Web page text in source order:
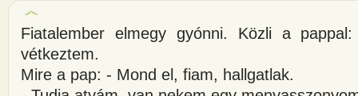
Fiatalember elmegy gyónni. Közli a
vétkeztem.
Mire a pap: - Mond el, fiam, hallgatlak.